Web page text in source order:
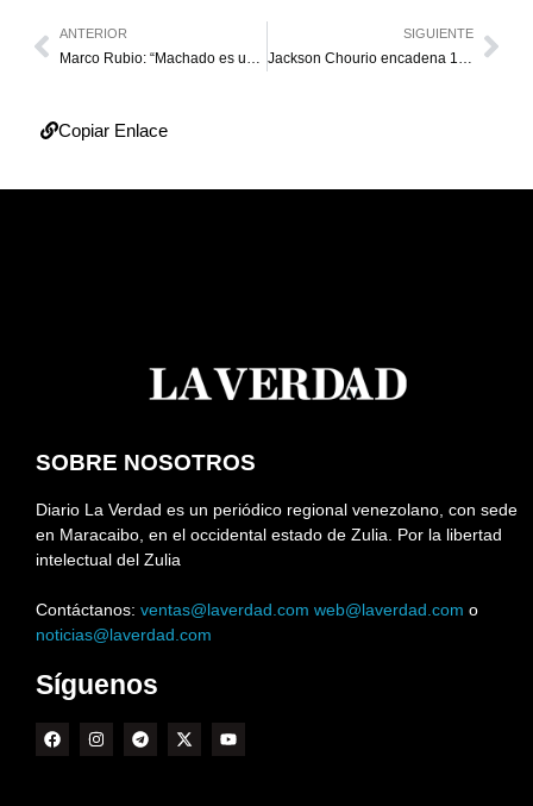
ANTERIOR SIGUIENTE
Copiar Enlace
SOBRE NOSOTROS
Diario La Verdad es un periódico regional venezolano, con sede
en Maracaibo, en el occidental estado de Zulia. Por la libertad
intelectual del Zulia
Contáctanos: ventas@laverdad.com web@laverdad.com o
noticias@laverdad.com
Síguenos